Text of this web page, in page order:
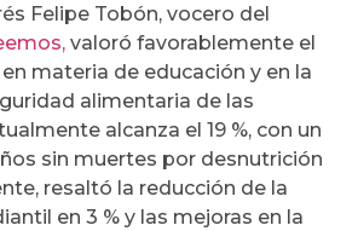
Felipe Tobón, vocero del
valoró favorablemente el
materia de educación y en la
alimentaria de las
alcanza el 19 %, con un
sin muertes por desnutrición
resaltó la reducción de la
en 3 % y las mejoras en la